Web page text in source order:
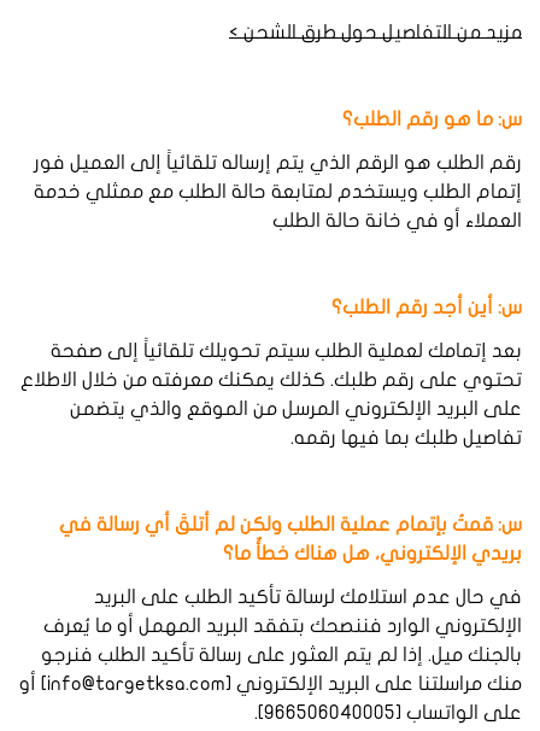
مزيد من التفاصيل حول طرق الشحن >
س: ما هو رقم الطلب؟
رقم الطلب هو الرقم الذي يتم إرساله تلقائياً إلى العميل فور
إتمام الطلب ويستخدم لمتابعة حالة الطلب مع ممثلي خدمة
العملاء أو في خانة حالة الطلب
س: أين أجد رقم الطلب؟
بعد إتمامك لعملية الطلب سيتم تحويلك تلقائياً إلى صفحة
تحتوي على رقم طلبك. كذلك يمكنك معرفته من خلال الاطلاع
على البريد الإلكتروني المرسل من الموقع والذي يتضمن
تفاصيل طلبك بما فيها رقمه.
س: قمتُ بإتمام عملية الطلب ولكن لم أتلقَ أي رسالة في
بريدي الإلكتروني، هل هناك خطأٌ ما؟
في حال عدم استلامك لرسالة تأكيد الطلب على البريد
الإلكتروني الوارد فننصحك بتفقد البريد المهمل أو ما يُعرف
بالجنك ميل. إذا لم يتم العثور على رسالة تأكيد الطلب فنرجو
منك مراسلتنا على البريد الإلكتروني [info@targetksa.com] أو
على الواتساب [966506040005].
Confirm your age
Are you 18 years old or older?